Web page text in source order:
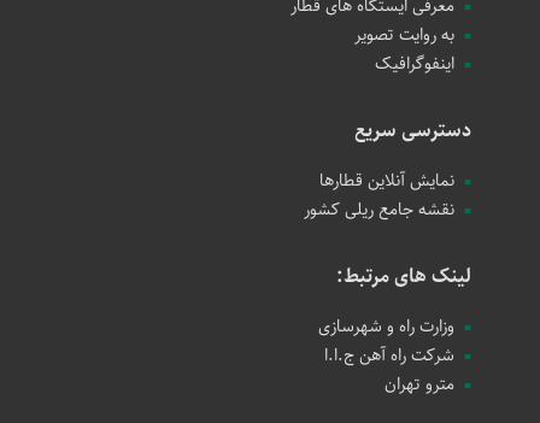
به روایت تصویر
اینفوگرافیک
دسترسی سریع
نمایش آنلاین قطارها
نقشه جامع ریلی کشور
لینک های مرتبط:
وزارت راه و شهرسازی
شرکت راه آهن ج.ا.ا
مترو تهران